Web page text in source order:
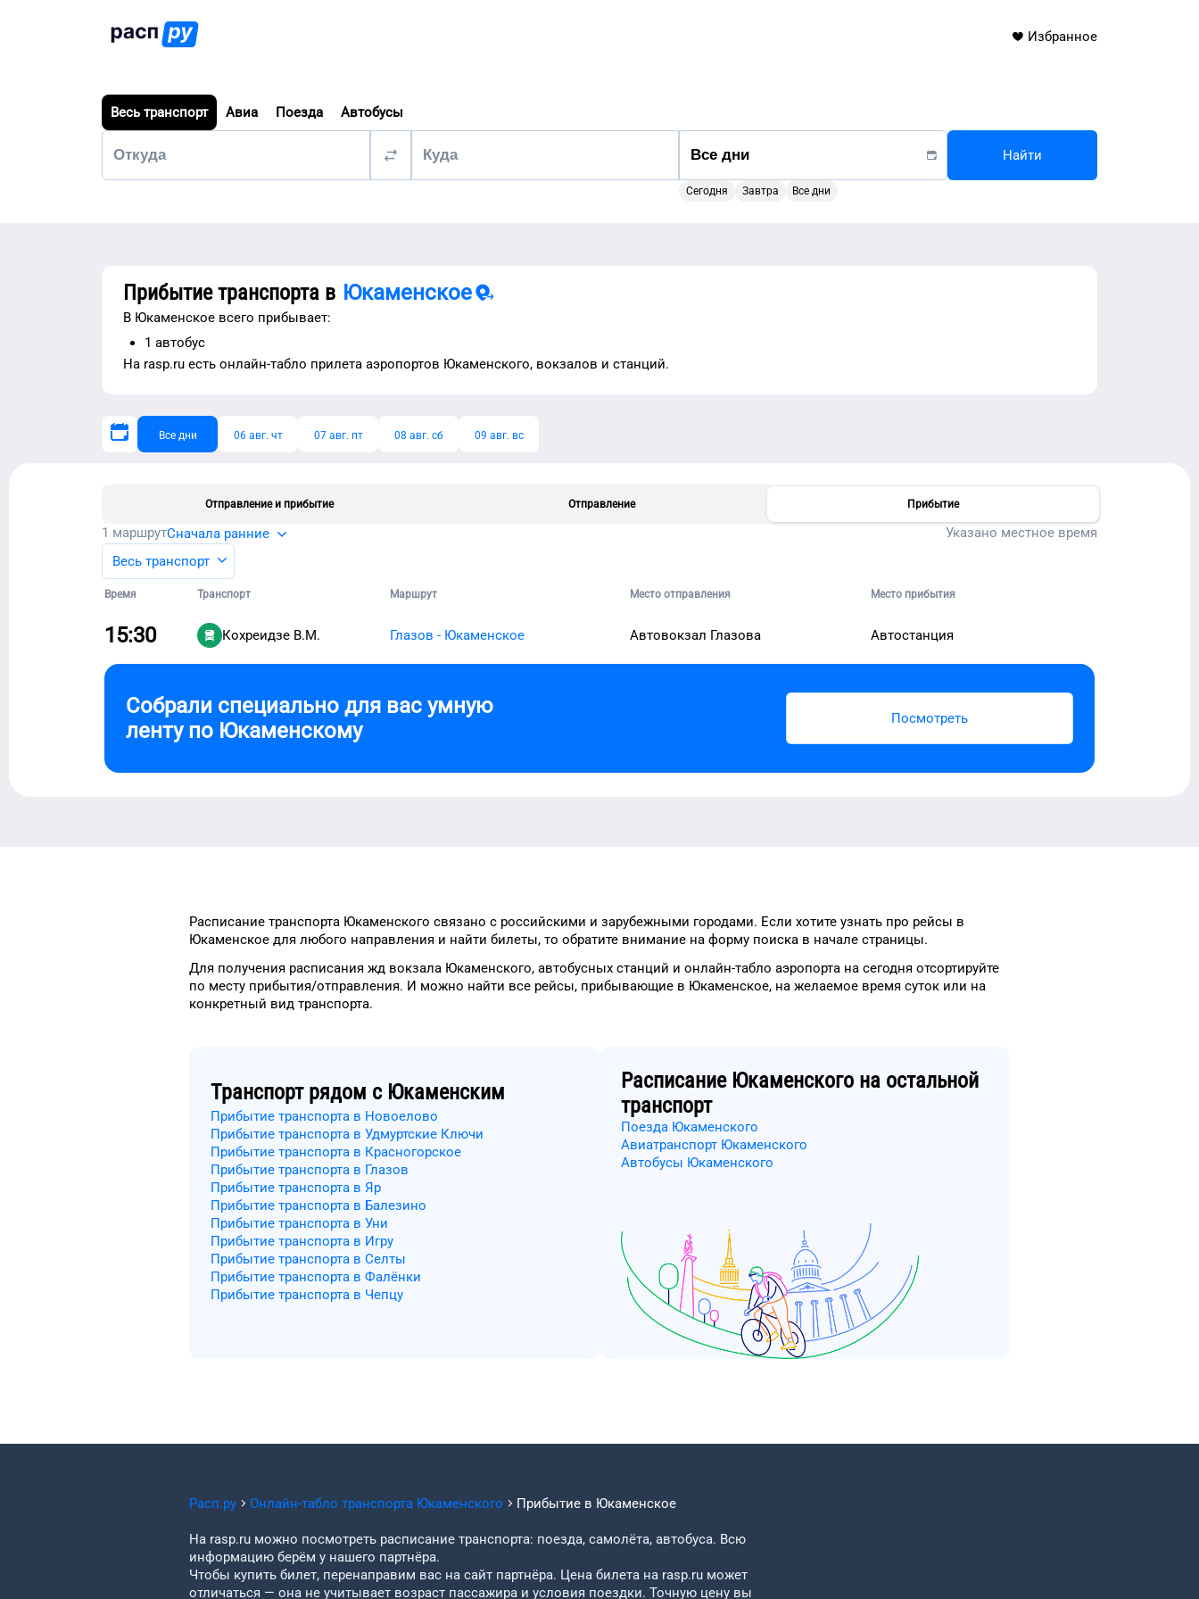
Избранное
Весь транспорт Авиа Поезда Автобусы
Сегодня Завтра Все дни
Найти
Прибытие транспорта в Юкаменское
В Юкаменское всего прибывает:
1 автобус
На rasp.ru есть онлайн-табло прилета аэропортов Юкаменского, вокзалов и станций.
Все дни 06 авг. чт 07 авг. пт 08 авг. сб 09 авг. вс
Отправление и прибытие Отправление Прибытие
1 маршрутСначала ранние
Указано местное время
Весь транспорт
Время Транспорт Маршрут Место отправления Место прибытия
15:30 Кохреидзе В.М. Глазов - Юкаменское Автовокзал Глазова Автостанция
Собрали специально для вас умную
ленту по Юкаменскому Посмотреть
Расписание транспорта Юкаменского связано с российскими и зарубежными городами. Если хотите узнать про рейсы в
Юкаменское для любого направления и найти билеты, то обратите внимание на форму поиска в начале страницы.
Для получения расписания жд вокзала Юкаменского, автобусных станций и онлайн-табло аэропорта на сегодня отсортируйте
по месту прибытия/отправления. И можно найти все рейсы, прибывающие в Юкаменское, на желаемое время суток или на
конкретный вид транспорта.
Транспорт рядом с Юкаменским
Прибытие транспорта в Новоелово
Прибытие транспорта в Удмуртские Ключи
Прибытие транспорта в Красногорское
Прибытие транспорта в Глазов
Прибытие транспорта в Яр
Прибытие транспорта в Балезино
Прибытие транспорта в Уни
Прибытие транспорта в Игру
Прибытие транспорта в Селты
Прибытие транспорта в Фалёнки
Прибытие транспорта в Чепцу
Расписание Юкаменского на остальной
транспорт
Поезда Юкаменского
Авиатранспорт Юкаменского
Автобусы Юкаменского
Расп.ру Онлайн-табло транспорта Юкаменского Прибытие в Юкаменское
На rasp.ru можно посмотреть расписание транспорта: поезда, самолёта, автобуса. Всю
информацию берём у нашего партнёра.
Чтобы купить билет, перенаправим вас на сайт партнёра. Цена билета на rasp.ru может
отличаться — она не учитывает возраст пассажира и условия поездки. Точную цену вы